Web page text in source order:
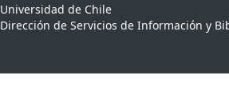
Universidad de Chile
Dirección de Servicios de Información y